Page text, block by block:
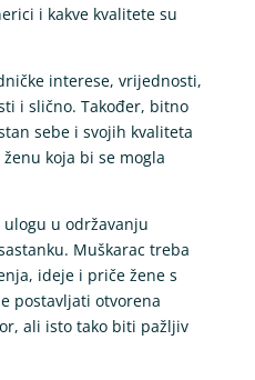
i kakve kvalitete su
interese, vrijednosti,
i slično. Također, bitno
sebe i svojih kvaliteta
koja bi se mogla
u održavanju
Muškarac treba
ideje i priče žene s
postavljati otvorena
ali isto tako biti pažljiv